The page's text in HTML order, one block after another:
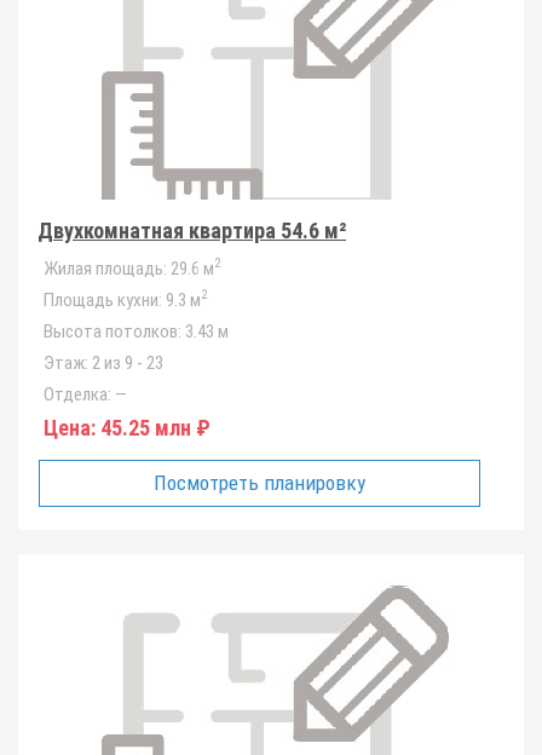
Двухкомнатная квартира 54.6 м²
Жилая площадь: 29.6 м2
Площадь кухни: 9.3 м2
Высота потолков: 3.43 м
Этаж: 2 из 9 - 23
Отделка: —
Цена: 45.25 млн ₽
Посмотреть планировку